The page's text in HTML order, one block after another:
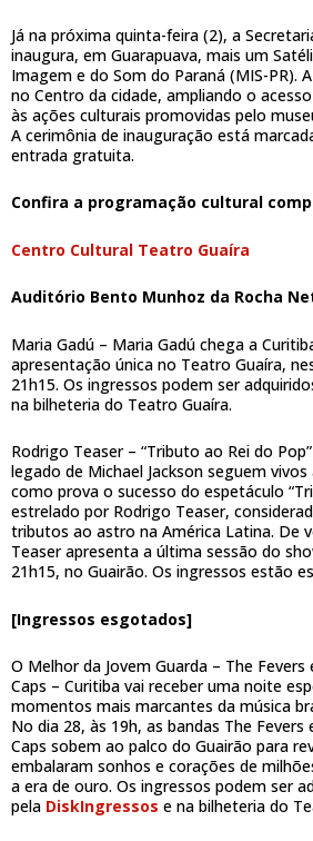
Já na próxima quinta-feira (2), a
inaugura, em Guarapuava, mais um
Imagem e do Som do Paraná (MIS-PR).
no Centro da cidade, ampliando o
às ações culturais promovidas pelo
A cerimônia de inauguração está
entrada gratuita.
Confira a programação cultural
Centro Cultural Teatro Guaíra
Auditório Bento Munhoz da Rocha
Maria Gadú – Maria Gadú chega a
apresentação única no Teatro Guaíra,
21h15. Os ingressos podem ser
na bilheteria do Teatro Guaíra.
Rodrigo Teaser – “Tributo ao Rei do
legado de Michael Jackson seguem
como prova o sucesso do espetáculo
estrelado por Rodrigo Teaser,
tributos ao astro na América Latina. De
Teaser apresenta a última sessão do
21h15, no Guairão. Os ingressos estão
[Ingressos esgotados]
O Melhor da Jovem Guarda – The Fevers
Caps – Curitiba vai receber uma noite
momentos mais marcantes da música
No dia 28, às 19h, as bandas The Fevers
Caps sobem ao palco do Guairão para
embalaram sonhos e corações de
a era de ouro. Os ingressos podem ser
pela DiskIngressos e na bilheteria do